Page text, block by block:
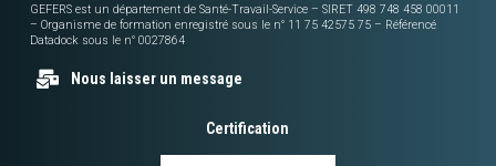
GEFERS est un département de Santé-Travail-Service – SIRET 498 748 458 00011
– Organisme de formation enregistré sous le n° 11 75 42575 75 – Référencé
Datadock sous le n° 0027864
Nous laisser un message
Certification